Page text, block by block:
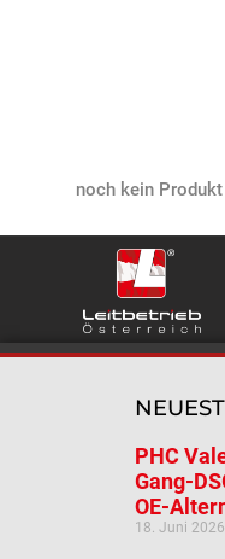
Products
PHC
Gang-
OE-
18. Juni 2026